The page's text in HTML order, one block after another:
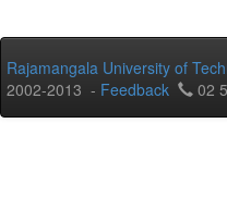
Rajamangala University of
2002-2013 - Feedback 02